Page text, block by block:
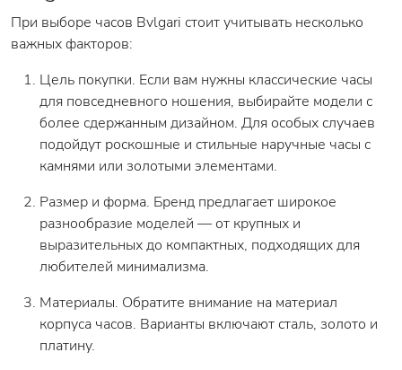
При выборе часов Bvlgari стоит учитывать несколько
важных факторов:
Цель покупки. Если вам нужны классические часы
для повседневного ношения, выбирайте модели с
более сдержанным дизайном. Для особых случаев
подойдут роскошные и стильные наручные часы с
камнями или золотыми элементами.
Размер и форма. Бренд предлагает широкое
разнообразие моделей — от крупных и
выразительных до компактных, подходящих для
любителей минимализма.
Материалы. Обратите внимание на материал
корпуса часов. Варианты включают сталь, золото и
платину.